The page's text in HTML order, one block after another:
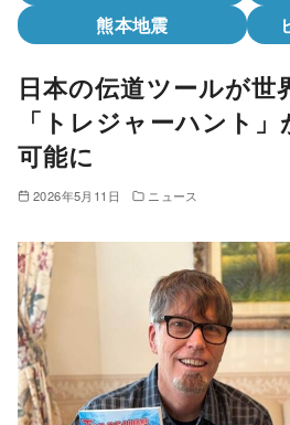
熊本地震
日本の伝道ツールが世
「トレジャーハント
可能に
2026年5月11日 ニュース